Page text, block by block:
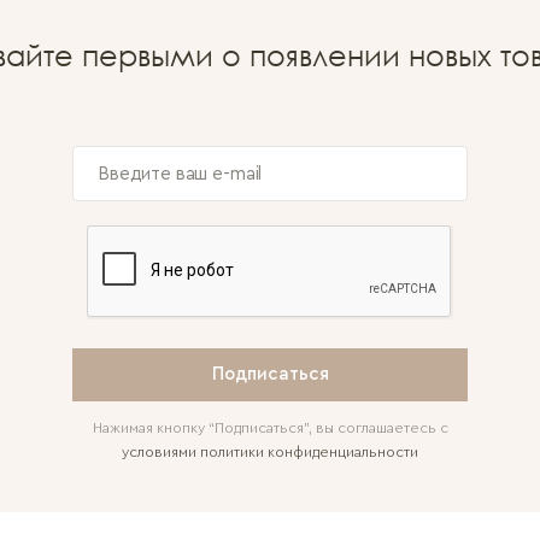
первыми о появлении новых
Подписаться
Нажимая кнопку “Подписаться”, вы соглашаетесь с
условиями политики конфиденциальности